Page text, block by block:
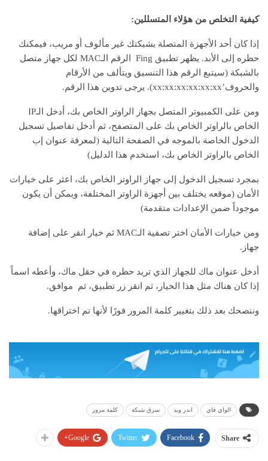
كيفية التخلص من هؤلاء المتسللين:
إذا كان أحد الأجهزة المتصلة بشبكتك غير مألوف أو مريب، فيمكنك
حظره إلى الأبد. يظهر تطبيق Fing الرقم الـMAC لكل جهاز متصل
بالشبكة (سيتبع الرقم هذا التنسيق ويتألف من الأرقام
والحروف’xx:xx:xx:xx:xx:xx). يرجى تدوين هذا الرقم.
الخاص بالراوتر الخاص بك على المتصفح، ثم أدخل تفاصيل تسجيل
الدخول الخاصة بالموجه في الصفحة التالية (لمعرفة عنوان إب
الخاص بالراوتر الخاص بك، استخدم هذا الدليل)
بمجرد تسجيل الدخول إلى جهاز الراوتر الخاص بك، اعثر على خيارات
الأمان (موقعه يختلف بين أجهزة الراوتر المختلفة، ويمكن أن يكون
موجوداً ضمن الإعدادات متقدمة)
ومن خيارات الأمان اختر تصفية الـMAC ثم خيار انقر على إضافة
جهاز.
أدخل عنوان ماك للجهاز الذي تريد حظره في حقل ماك، وأعطه اسماً
إذا كان هناك مثل هذا الخيار، ثم انقر زر تطبيق، ثم موافق.
وننصحك بعد ذلك بتغيير كلمة المرور فورًا لأنها تم اختراقها.
الواي فاي اندر ويد سرق شبكة كلمة مرور
Share
Facebook
Twitter
Google+